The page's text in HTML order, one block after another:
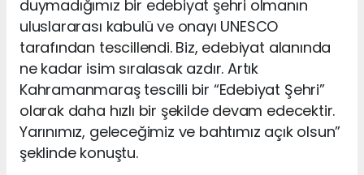
duymadığımız bir edebiyat şehri olmanın
uluslararası kabulü ve onayı UNESCO
tarafından tescillendi. Biz, edebiyat alanında
ne kadar isim sıralasak azdır. Artık
Kahramanmaraş tescilli bir “Edebiyat Şehri”
olarak daha hızlı bir şekilde devam edecektir.
Yarınımız, geleceğimiz ve bahtımız açık olsun”
şeklinde konuştu.